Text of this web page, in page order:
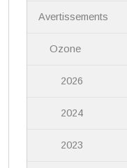
Avertissements
Ozone
2026
2024
2023